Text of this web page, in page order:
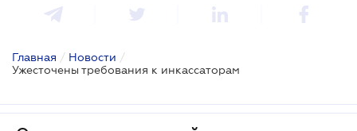
Главная / Новости /
Ужесточены требования к инкассаторам